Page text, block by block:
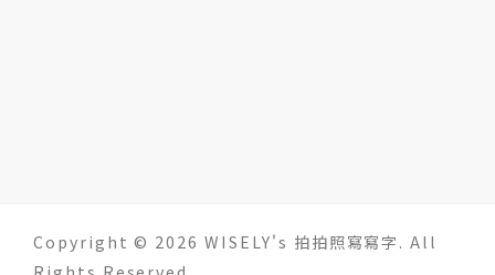
Copyright © 2026 WISELY's 拍拍照寫寫字. All